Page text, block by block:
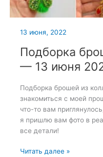
13 июня, 2022
Подборка
— 13 июня
Подборка брошей из
знакомиться с моей
что-то вам
я пришлю вам фото в
все детали!
Подборка
Читать далее »